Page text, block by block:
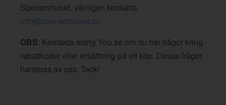
Sponsorhuset, vänligen kontakta
info@sponsorhuset.se
OBS: Kontakta aldrig You.se om du har frågor kring
rabattkoder eller ersättning på ett köp. Dessa frågor
hanteras av oss. Tack!